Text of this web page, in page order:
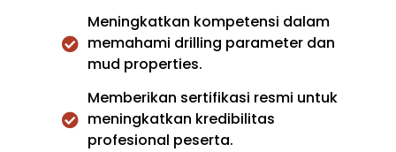
Meningkatkan kompetensi dalam
memahami drilling parameter dan
mud properties.
Memberikan sertifikasi resmi untuk
meningkatkan kredibilitas
profesional peserta.